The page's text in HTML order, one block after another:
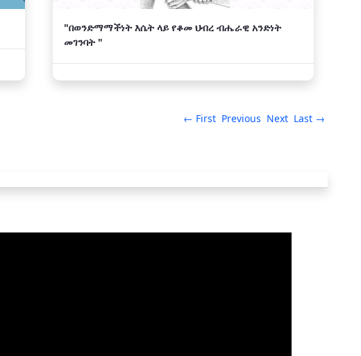
"በወንድማማችነት እሴት ላይ የቆመ ህብረ ብሔራዊ አንድነት
መገንባት "
← First Previous Next Last →